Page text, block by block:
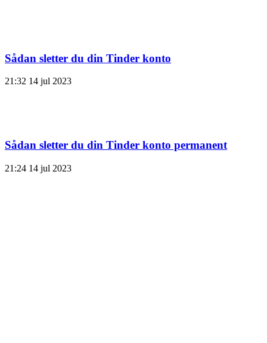
Sådan sletter du din Tinder konto
21:32 14 jul 2023
Sådan sletter du din Tinder konto permanent
21:24 14 jul 2023